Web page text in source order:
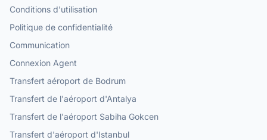
Conditions d'utilisation
Politique de confidentialité
Communication
Connexion Agent
Transfert aéroport de Bodrum
Transfert de l'aéroport d'Antalya
Transfert de l'aéroport Sabiha Gokcen
Transfert d'aéroport d'Istanbul